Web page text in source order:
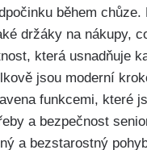
během chůze.
držáky na nákupy,
která usnadňuje
jsou moderní
funkcemi, které
a bezpečnost
a bezstarostný